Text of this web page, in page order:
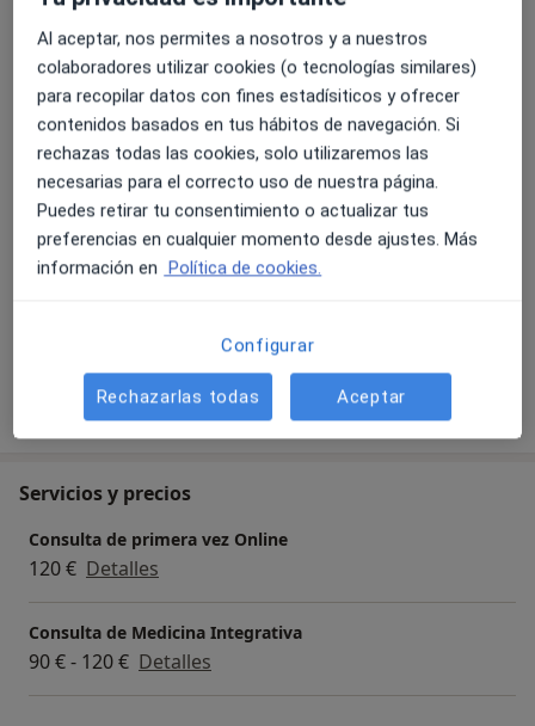
Ver galería (1)
Destacados
July 6, 2026
Con la doctora siento que se implica
en mi mejoría !! Eso se Agradece
ver más
Buena Dra
Mostrar más detalles
sobre la experiencia
Servicios y precios
Consulta de primera vez Online
120 € Detalles
Consulta de Medicina Integrativa
90 € - 120 € Detalles
Al aceptar, nos permites a nosotros y a nuestros
colaboradores utilizar cookies (o tecnologías similares)
para recopilar datos con fines estadísiticos y ofrecer
contenidos basados en tus hábitos de navegación. Si
rechazas todas las cookies, solo utilizaremos las
necesarias para el correcto uso de nuestra página.
Puedes retirar tu consentimiento o actualizar tus
preferencias en cualquier momento desde ajustes. Más
información en Política de cookies.
Configurar
Rechazarlas todas Aceptar